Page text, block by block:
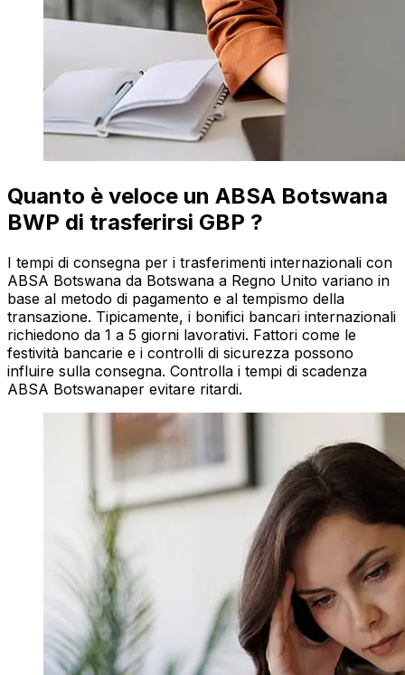
Quanto è veloce un ABSA Botswana
BWP di trasferirsi GBP ?
I tempi di consegna per i trasferimenti internazionali con
ABSA Botswana da Botswana a Regno Unito variano in
base al metodo di pagamento e al tempismo della
transazione. Tipicamente, i bonifici bancari internazionali
richiedono da 1 a 5 giorni lavorativi. Fattori come le
festività bancarie e i controlli di sicurezza possono
influire sulla consegna. Controlla i tempi di scadenza
ABSA Botswanaper evitare ritardi.